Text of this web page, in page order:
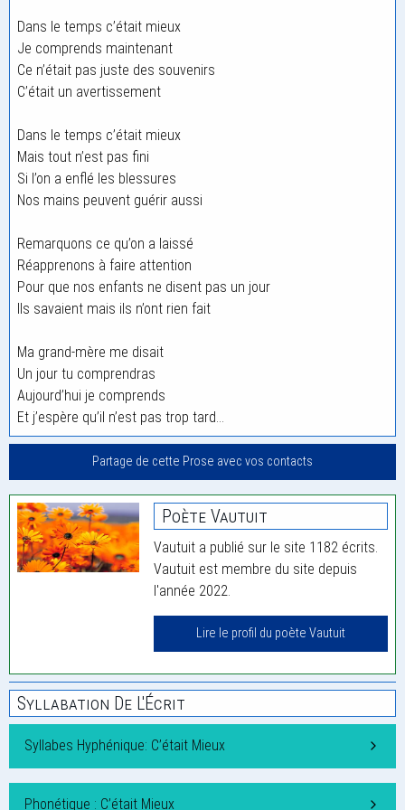
Dans le temps c’était mieux
Je comprends maintenant
Ce n’était pas juste des souvenirs
C’était un avertissement
Dans le temps c’était mieux
Mais tout n’est pas fini
Si l’on a enflé les blessures
Nos mains peuvent guérir aussi
Remarquons ce qu’on a laissé
Réapprenons à faire attention
Pour que nos enfants ne disent pas un jour
Ils savaient mais ils n’ont rien fait
Ma grand-mère me disait
Un jour tu comprendras
Aujourd’hui je comprends
Et j’espère qu’il n’est pas trop tard…
Partage de cette Prose avec vos contacts
Poète Vautuit
Vautuit a publié sur le site 1182 écrits.
Vautuit est membre du site depuis
l'année 2022.
Lire le profil du poète Vautuit
Syllabation De L'Écrit
Syllabes Hyphénique: C’était Mieux
Phonétique : C’était Mieux